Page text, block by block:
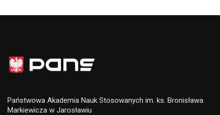
Państwowa Akademia Nauk Stosowanych im. ks. Bronisława
Markiewicza w Jarosławiu